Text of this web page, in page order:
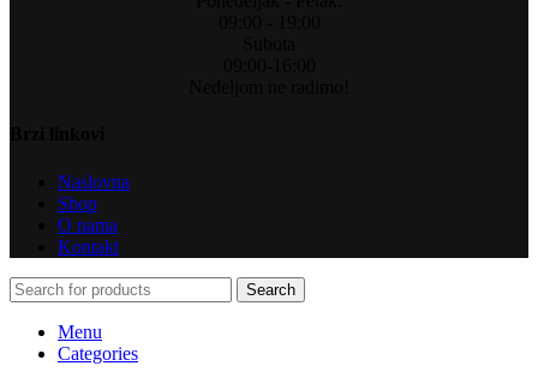
Naslovna
Shop
O nama
Kontakt
Search
Menu
Categories